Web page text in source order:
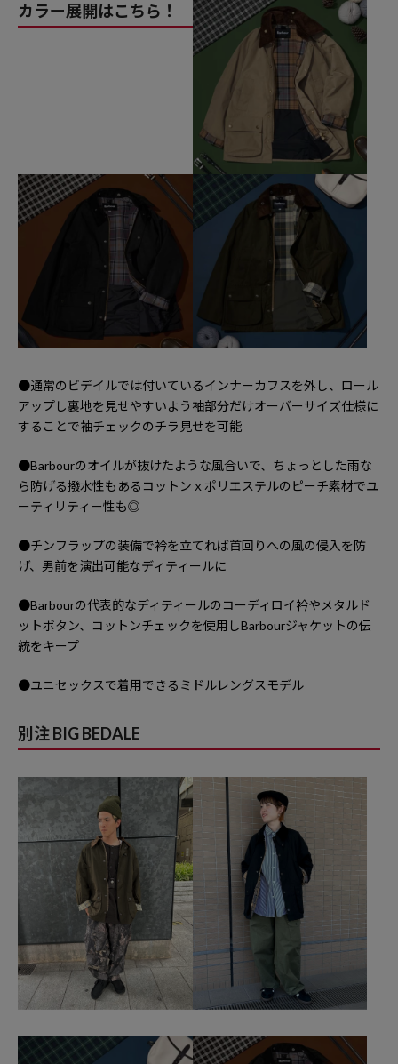
カラー展開はこちら！
●通常のビデイルでは付いているインナーカフスを外し、ロール
アップし裏地を見せやすいよう袖部分だけオーバーサイズ仕様に
することで袖チェックのチラ見せを可能
●Barbourのオイルが抜けたような風合いで、ちょっとした雨な
ら防げる撥水性もあるコットンｘポリエステルのピーチ素材でユ
ーティリティー性も◎
●チンフラップの装備で衿を立てれば首回りへの風の侵入を防
げ、男前を演出可能なディティールに
●Barbourの代表的なディティールのコーディロイ衿やメタルド
ットボタン、コットンチェックを使用しBarbourジャケットの伝
統をキープ
●ユニセックスで着用できるミドルレングスモデル
別注 BIG BEDALE